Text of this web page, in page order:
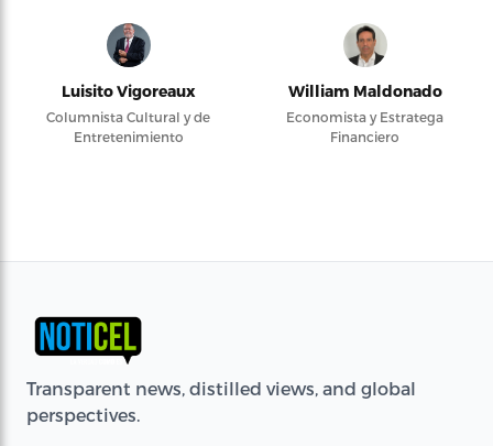
Luisito Vigoreaux
Columnista Cultural y de
Entretenimiento
William Maldonado
Economista y Estratega
Financiero
Transparent news, distilled views, and global
perspectives.